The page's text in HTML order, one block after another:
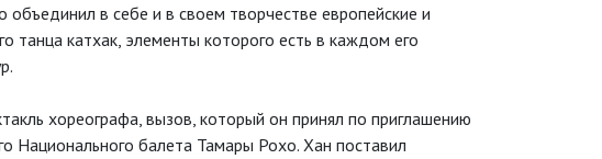
объединил в себе и в своем творчестве европейские и
танца катхак, элементы которого есть в каждом его
хореографа, вызов, который он принял по приглашению
Национального балета Тамары Рохо. Хан поставил